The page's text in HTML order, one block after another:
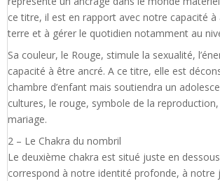
ce titre, il est en rapport avec notre capacité à
terre et à gérer le quotidien notamment au
Sa couleur, le Rouge, stimule la sexualité,
capacité à être ancré. A ce titre, elle est
chambre d’enfant mais soutiendra un
cultures, le rouge, symbole de la
mariage.
2 – Le Chakra du nombril
Le deuxième chakra est situé juste en
correspond à notre identité profonde, à notre